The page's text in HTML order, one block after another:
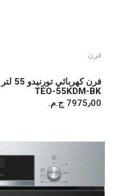
فرن
TEO-55KDM-BK
7975٫00 ج.م.‏